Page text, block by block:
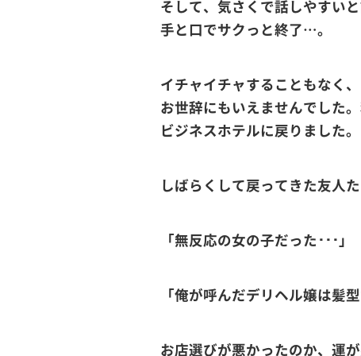
そして、気さくで話しやすい
手と口でサクっと終了…。
イチャイチャすることもなく
お世辞にもいえませんでした
ビジネスホテルに戻りました。
しばらくして戻ってきた友人
「無反応の女の子だった･･･」
「俺が呼んだデリヘル嬢は髪
お店選びが悪かったのか、運